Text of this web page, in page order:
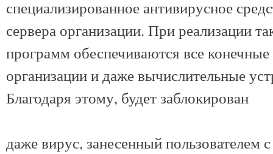
специализированное антивирусное
сервера организации. При реализации
программ обеспечиваются все
организации и даже вычислительные
Благодаря этому, будет заблокирован
даже вирус, занесенный пользователем